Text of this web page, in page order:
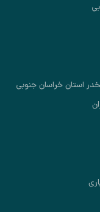
استان خراسان جنوبی